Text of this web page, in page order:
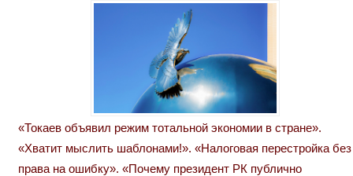
«Токаев объявил режим тотальной экономии в стране».
«Хватит мыслить шаблонами!». «Налоговая перестройка без
права на ошибку». «Почему президент РК публично